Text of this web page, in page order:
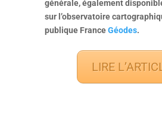
générale, également
sur l’observatoire
publique FranceGéodes.
LIRE